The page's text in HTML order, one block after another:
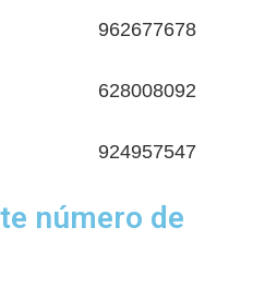
962677678
628008092
924957547
número de